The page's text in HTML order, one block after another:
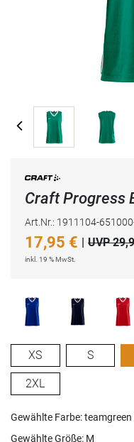
Craft Progress
Art.Nr.: 1911104-
17,95 € | UVP
inkl. 19 % MwSt.
XS S
2XL
Gewählte Farbe:
Gewählte Größe: M